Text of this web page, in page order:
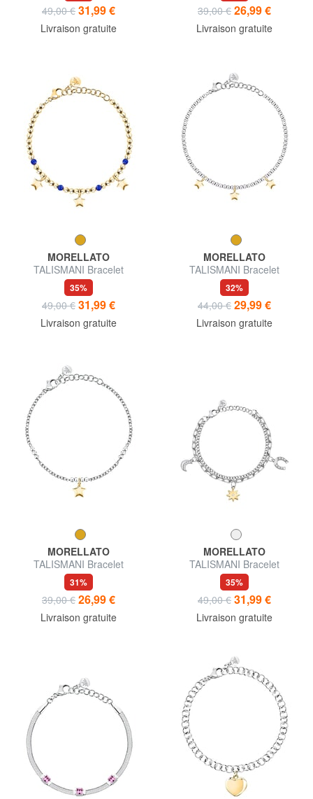
49,00 € 31,99 €
Livraison gratuite
39,00 € 26,99 €
Livraison gratuite
MORELLATO
TALISMANI Bracelet
35%
49,00 € 31,99 €
Livraison gratuite
MORELLATO
TALISMANI Bracelet
32%
44,00 € 29,99 €
Livraison gratuite
MORELLATO
TALISMANI Bracelet
31%
39,00 € 26,99 €
Livraison gratuite
MORELLATO
TALISMANI Bracelet
35%
49,00 € 31,99 €
Livraison gratuite